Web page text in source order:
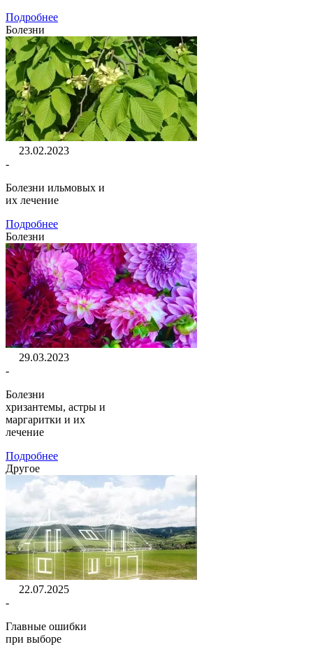
Подробнее
Болезни
23.02.2023
-
Болезни ильмовых и
их лечение
Подробнее
Болезни
29.03.2023
-
Болезни
хризантемы, астры и
маргаритки и их
лечение
Подробнее
Другое
22.07.2025
-
Главные ошибки
при выборе